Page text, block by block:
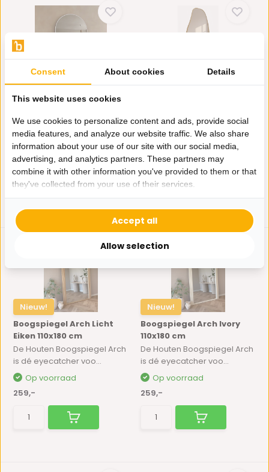
Boogspiegel Wit 100x180
Deze stijlvolle boogspiegel
Op voorraad
269,-
Organische spiegel
moderne upgrade me...
Op voorraad
365,-
Nieuw!
Boogspiegel Arch Licht
Eiken 110x180 cm
De Houten Boogspiegel Arch
is dé eyecatcher voo...
Op voorraad
259,-
Nieuw!
Boogspiegel Arch Ivory
110x180 cm
De Houten Boogspiegel Arch
is dé eyecatcher voo...
Op voorraad
259,-
Consent About cookies Details
This website uses cookies
We use cookies to personalize content and ads, provide social
media features, and analyze our website traffic. We also share
information about your use of our site with our social media,
advertising, and analytics partners. These partners may
combine it with other information you've provided to them or that
they've collected from your use of their services.
Allow selection
Accept all